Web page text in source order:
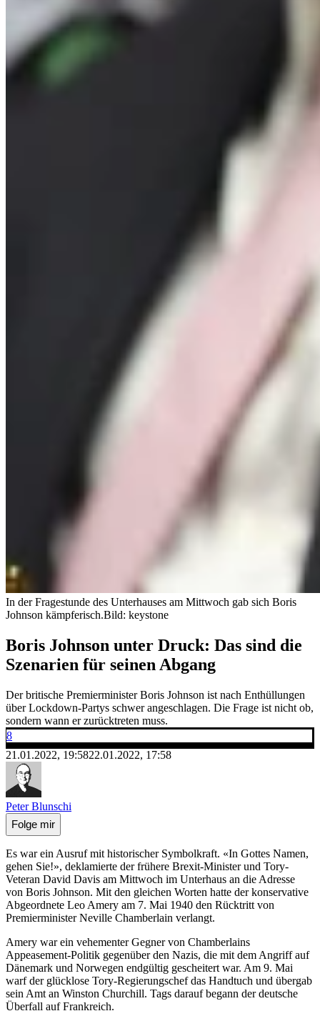
In der Fragestunde des Unterhauses am Mittwoch gab sich Boris
Johnson kämpferisch.Bild: keystone
Boris Johnson unter Druck: Das sind die
Szenarien für seinen Abgang
Der britische Premierminister Boris Johnson ist nach Enthüllungen
über Lockdown-Partys schwer angeschlagen. Die Frage ist nicht ob,
sondern wann er zurücktreten muss.
8
21.01.2022, 19:5822.01.2022, 17:58
Peter Blunschi
Folge mir
Es war ein Ausruf mit historischer Symbolkraft. «In Gottes Namen,
gehen Sie!», deklamierte der frühere Brexit-Minister und Tory-
Veteran David Davis am Mittwoch im Unterhaus an die Adresse
von Boris Johnson. Mit den gleichen Worten hatte der konservative
Abgeordnete Leo Amery am 7. Mai 1940 den Rücktritt von
Premierminister Neville Chamberlain verlangt.
Amery war ein vehementer Gegner von Chamberlains
Appeasement-Politik gegenüber den Nazis, die mit dem Angriff auf
Dänemark und Norwegen endgültig gescheitert war. Am 9. Mai
warf der glücklose Tory-Regierungschef das Handtuch und übergab
sein Amt an Winston Churchill. Tags darauf begann der deutsche
Überfall auf Frankreich.